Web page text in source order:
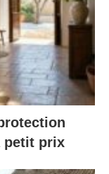
petit prix